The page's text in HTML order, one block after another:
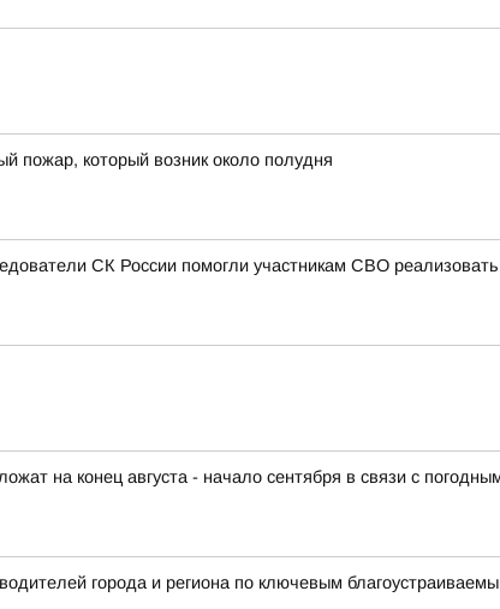
пожар, который возник около полудня
СК России помогли участникам СВО
на конец августа - начало сентября в связи с
города и региона по ключевым